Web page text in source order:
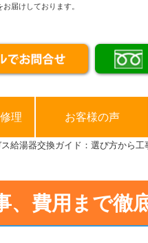
届けしております。
理 お客様の声
ス給湯器交換ガイド：選び方から
、費用まで徹